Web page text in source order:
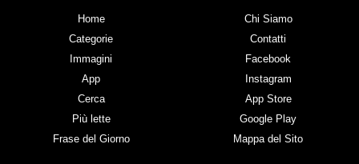
Home
Categorie
Immagini
App
Cerca
Più lette
Frase del Giorno
Chi Siamo
Contatti
Facebook
Instagram
App Store
Google Play
Mappa del Sito